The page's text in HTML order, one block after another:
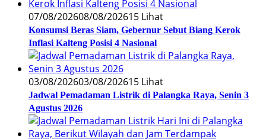
07/08/202608/08/202615 Lihat
Konsumsi Beras Siam, Gebernur Sebut Biang Kerok
Inflasi Kalteng Posisi 4 Nasional
03/08/202603/08/202615 Lihat
Jadwal Pemadaman Listrik di Palangka Raya, Senin 3
Agustus 2026